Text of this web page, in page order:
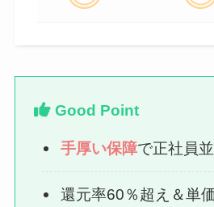
Good Point
手厚い保障で正社員
還元率60％超え＆単